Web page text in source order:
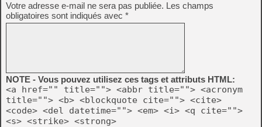
Votre adresse e-mail ne sera pas publiée. Les champs
obligatoires sont indiqués avec *
NOTE - Vous pouvez utilisez ces tags et attributs HTML:
<a href="" title=""> <abbr title=""> <acronym
title=""> <b> <blockquote cite=""> <cite>
<code> <del datetime=""> <em> <i> <q cite="">
<s> <strike> <strong>